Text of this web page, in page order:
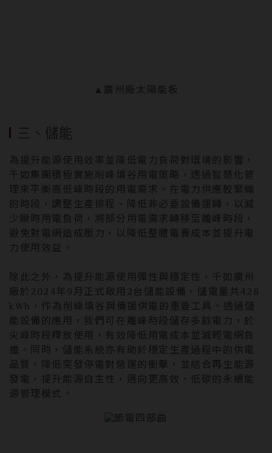
▲廣州廠太陽能板
三、儲能
為提升能源使用效率並降低電力負荷對環境的影響，
千如集團積極實施削峰填谷用電策略，透過智慧化管
理來平衡高低峰時段的用電需求。在電力供應較緊繃
的時段，調整生產排程、降低非必要設備運轉，以減
少瞬時用電負荷，將部分用電需求轉移至離峰時段，
避免對電網造成壓力，以降低整體電費成本並提升電
力使用效益。
除此之外，為提升能源使用彈性與穩定性，千如廣州
廠於2024年9月正式啟用2台儲能設備，儲電量共428
kWh，作為削峰填谷與備援供電的重要工具。透過儲
能設備的應用，我們可在離峰時段儲存多餘電力，於
尖峰時段釋放使用，有效降低用電成本並減輕電網負
擔。同時，儲能系統亦有助於穩定生產過程中的供電
品質，降低突發停電對營運的衝擊，並結合再生能源
發電，提升能源自主性，邁向更高效、低碳的永續能
源管理模式。